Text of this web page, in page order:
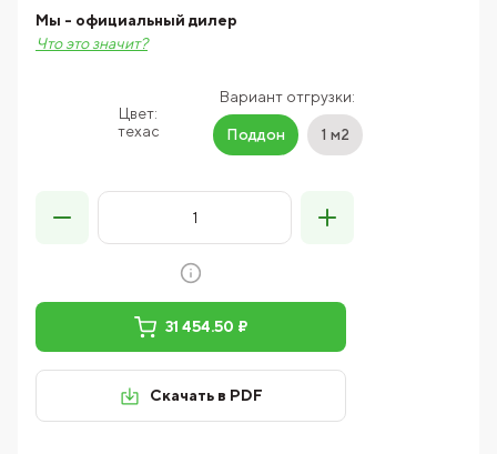
Цвет:
техас
Вариант отгрузки:
Поддон 1 м2
Мы - официальный дилер
Что это значит?
31 454.50 ₽
Скачать в PDF